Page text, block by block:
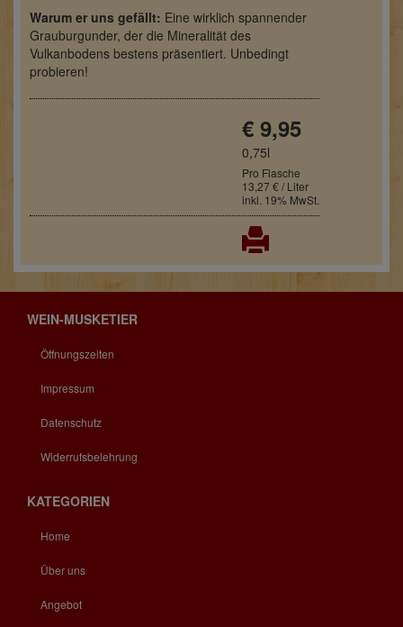
Warum er uns gefällt: Eine wirklich spannender
Grauburgunder, der die Mineralität des
Vulkanbodens bestens präsentiert. Unbedingt
probieren!
€ 9,95
0,75l
Pro Flasche
13,27 € / Liter
inkl. 19% MwSt.
WEIN-MUSKETIER
Öffnungszeiten
Impressum
Datenschutz
Widerrufsbelehrung
KATEGORIEN
Home
Über uns
Angebot